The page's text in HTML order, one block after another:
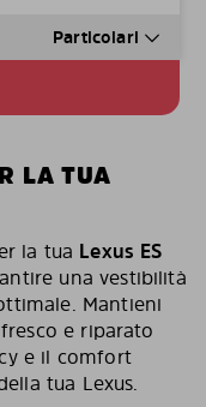
Particolari
LA TUA
la tua Lexus ES
una vestibilità
Mantieni
e riparato
e il comfort
tua Lexus.